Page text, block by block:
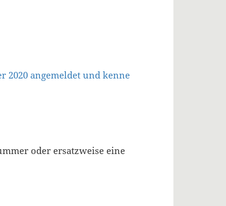
2020 angemeldet und kenne
oder ersatzweise eine